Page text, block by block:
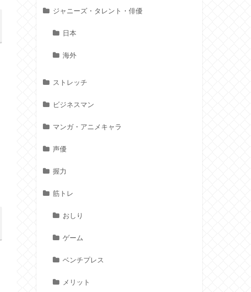
ジャニーズ・タレント・俳優
日本
海外
ストレッチ
ビジネスマン
マンガ・アニメキャラ
声優
握力
筋トレ
おしり
ゲーム
ベンチプレス
メリット